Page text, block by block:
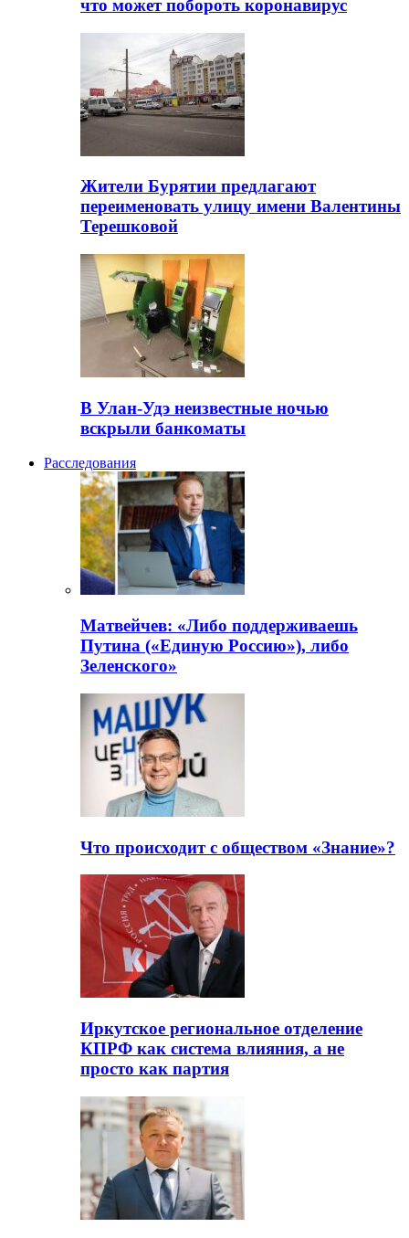
что может побороть коронавирус
Жители Бурятии предлагают
переименовать улицу имени Валентины
Терешковой
В Улан-Удэ неизвестные ночью
вскрыли банкоматы
Расследования
Матвейчев: «Либо поддерживаешь
Путина («Единую Россию»), либо
Зеленского»
Что происходит с обществом «Знание»?
Иркутское региональное отделение
КПРФ как система влияния, а не
просто как партия